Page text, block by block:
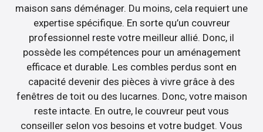
maison sans déménager. Du moins, cela requiert une
expertise spécifique. En sorte qu’un couvreur
professionnel reste votre meilleur allié. Donc, il
possède les compétences pour un aménagement
efficace et durable. Les combles perdus sont en
capacité devenir des pièces à vivre grâce à des
fenêtres de toit ou des lucarnes. Donc, votre maison
reste intacte. En outre, le couvreur peut vous
conseiller selon vos besoins et votre budget. Vous